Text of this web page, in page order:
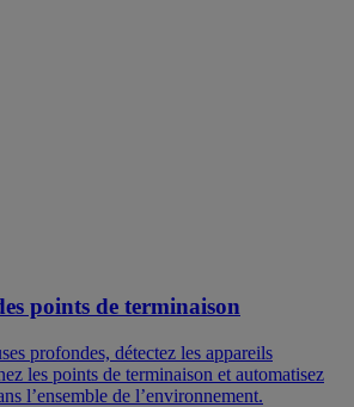
points de terminaison
profondes, détectez les appareils
les points de terminaison et automatisez
l’ensemble de l’environnement.